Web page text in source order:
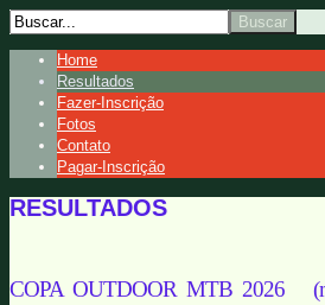
Home
Resultados
Fazer-Inscrição
Fotos
Contato
Pagar-Inscrição
RESULTADOS
COPA OUTDOOR MTB 2026